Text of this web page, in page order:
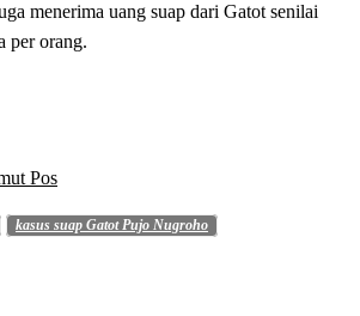
menerima uang suap dari Gatot senilai
per orang.
Pos
kasus suap Gatot Pujo Nugroho